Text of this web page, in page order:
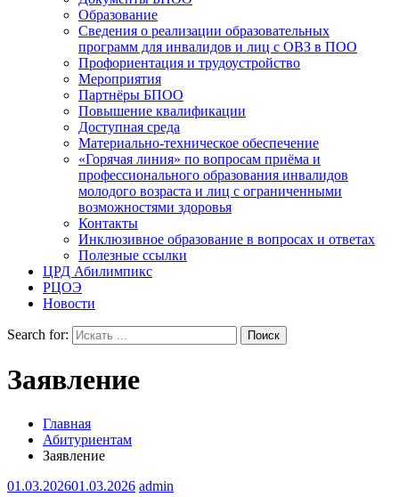
Образование
Сведения о реализации образовательных
программ для инвалидов и лиц с ОВЗ в ПОО
Профориентация и трудоустройство
Мероприятия
Партнёры БПОО
Повышение квалификации
Доступная среда
Материально-техническое обеспечение
«Горячая линия» по вопросам приёма и
профессионального образования инвалидов
молодого возраста и лиц с ограниченными
возможностями здоровья
Контакты
Инклюзивное образование в вопросах и ответах
Полезные ссылки
ЦРД Абилимпикс
РЦОЭ
Новости
Search for:
Заявление
Главная
Абитуриентам
Заявление
01.03.202601.03.2026 admin